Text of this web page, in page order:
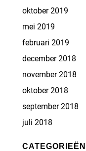
oktober 2019
mei 2019
februari 2019
december 2018
november 2018
oktober 2018
september 2018
juli 2018
CATEGORIEËN